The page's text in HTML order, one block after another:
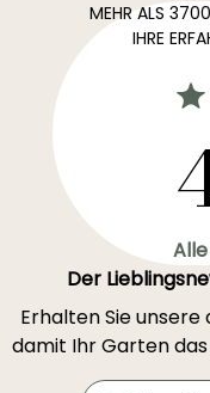
MEHR ALS 3700
IHRE
Der
Erhalten Sie
damit Ihr Garten